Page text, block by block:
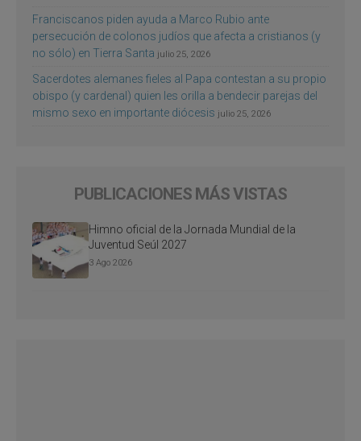
Franciscanos piden ayuda a Marco Rubio ante
persecución de colonos judíos que afecta a cristianos (y
no sólo) en Tierra Santa julio 25, 2026
Sacerdotes alemanes fieles al Papa contestan a su propio
obispo (y cardenal) quien les orilla a bendecir parejas del
mismo sexo en importante diócesis julio 25, 2026
PUBLICACIONES MÁS VISTAS
Himno oficial de la Jornada Mundial de la
Juventud Seúl 2027
3 Ago 2026